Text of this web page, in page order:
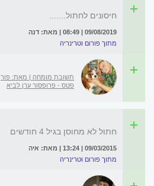
חיסונים לחתול.......
09/08/2019 | 08:49 | מאת: דנה
מתוך פורום וטרינריה
תשובת מומחה | מאת: פור
פטס - פרופסור ערן לביא
חתול לא מחוסן בגיל 4 חודשים
09/03/2015 | 13:24 | מאת: איה
מתוך פורום וטרינריה